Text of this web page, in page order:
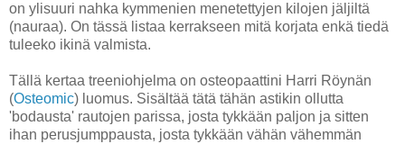
on ylisuuri nahka kymmenien menetettyjen kilojen jäljiltä
(nauraa). On tässä listaa kerrakseen mitä korjata enkä tiedä
tuleeko ikinä valmista.
Tällä kertaa treeniohjelma on osteopaattini Harri Röynän
(Osteomic) luomus. Sisältää tätä tähän astikin ollutta
'bodausta' rautojen parissa, josta tykkään paljon ja sitten
ihan perusjumppausta, josta tykkään vähän vähemmän